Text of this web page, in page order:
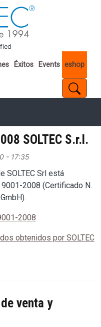
Éxitos Events eshop
SOLTEC S.r.l.
- 17:35
SOLTEC Srl está
2008 (Certificado N.
2008
obtenidos por SOLTEC
2008 SOLTEC S.r.l.
venta y